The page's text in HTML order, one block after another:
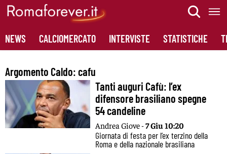
Skip
content
NEWS CALCIOMERCATO INTERVISTE STATISTICHE
Argomento Caldo:cafu
Tanti auguri Cafù: l’ex
difensore brasiliano spegne
54 candeline
Andrea Giove -7 Giu 10:20
Giornata di festa per l’ex terzino della
Roma e della nazionale brasiliana